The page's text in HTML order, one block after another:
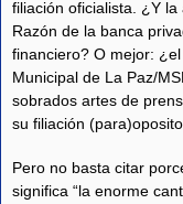
filiación oficialista. ¿Y
Razón de la banca
financiero? O mejor:
Municipal de La Paz/
sobrados artes de
su filiación
Pero no basta citar
significa “la enorme